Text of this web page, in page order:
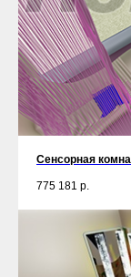
Сенсорная
775 181 р.